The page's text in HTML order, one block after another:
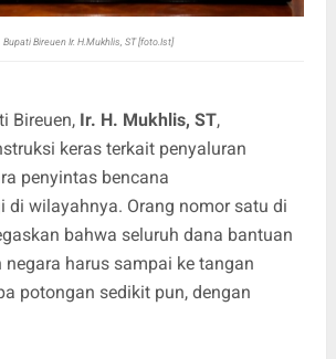
Bupati Bireuen Ir. H.Mukhlis, ST [foto.Ist]
Bireuen, Ir. H. Mukhlis, ST,
keras terkait penyaluran
penyintas bencana
di wilayahnya. Orang nomor satu di
bahwa seluruh dana bantuan
harus sampai ke tangan
potongan sedikit pun, dengan